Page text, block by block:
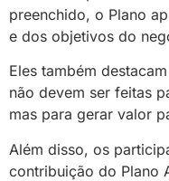
preenchido, o Plano
e dos objetivos do
Eles também
não devem ser feitas
mas para gerar valor
Além disso, os
contribuição do Plano